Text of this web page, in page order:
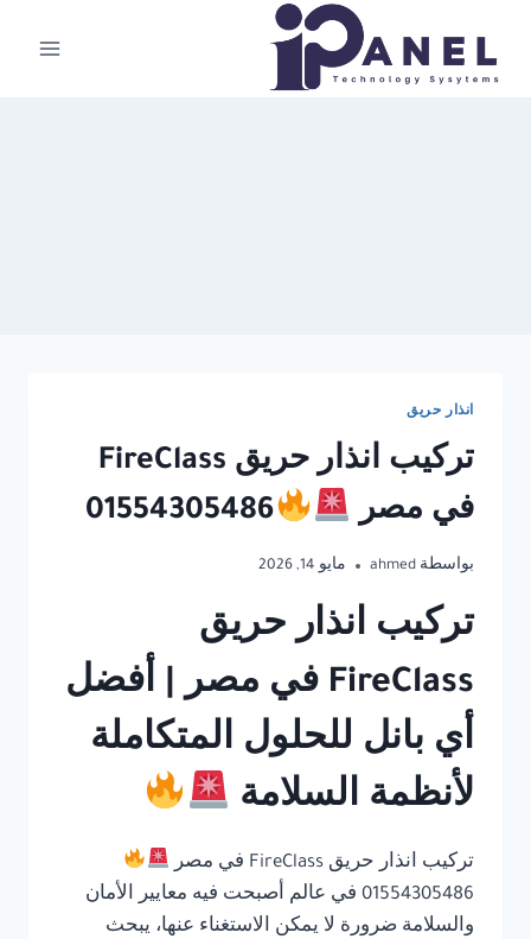
المحتوى
انذار حريق
تركيب انذار حريق FireClass
في مصر
01554305486
بواسطة ahmed مايو 14, 2026
تركيب انذار حريق
FireClass في مصر | أفضل
أي بانل للحلول المتكاملة
لأنظمة السلامة
تركيب انذار حريق FireClass في مصر
01554305486 في عالم أصبحت فيه معايير الأمان
والسلامة ضرورة لا يمكن الاستغناء عنها، يبحث